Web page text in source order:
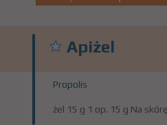
Apiżel
Propolis
żel 15 g 1 op. 15 g Na skórę